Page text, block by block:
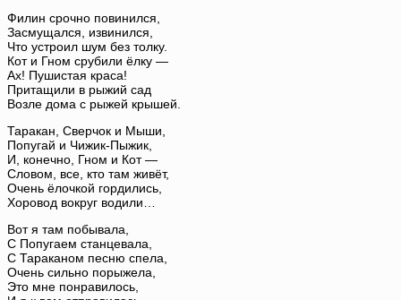
Филин срочно повинился,
Засмущался, извинился,
Что устроил шум без толку.
Кот и Гном срубили ёлку —
Ах! Пушистая краса!
Притащили в рыжий сад
Возле дома с рыжей крышей.
Таракан, Сверчок и Мыши,
Попугай и Чижик-Пыжик,
И, конечно, Гном и Кот —
Словом, все, кто там живёт,
Очень ёлочкой гордились,
Хоровод вокруг водили…
Вот я там побывала,
С Попугаем станцевала,
С Тараканом песню спела,
Очень сильно порыжела,
Это мне понравилось,